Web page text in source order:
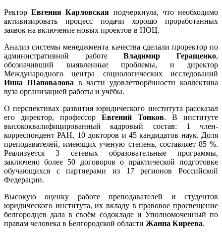
РекторЕвгения Карловская подчеркнула, что необходимо
активизировать процесс подачи хорошо проработанных
заявок на включение новых проектов в НОЦ.
Анализ системы менеджмента качества сделали проректор по
административной работеВладимир Геращенко,
обозначивший выявленные проблемы, и директор
Международного центра социологических исследований
Инна Шаповалова в части удовлетворённости коллектива
вуза организацией работы и учёбы.
О перспективах развития юридического института рассказал
его директор, профессор Евгений Тонков. В институте
высококвалифицированный кадровый состав: 1 член-
корреспондент РАН, 10 докторов и 45 кандидатов наук. Доля
преподавателей, имеющих ученую степень, составляет 85 %.
Реализуется 3 сетевых образовательные программы,
заключено более 50 договоров о практической подготовке
обучающихся с партнерами из 17 регионов Российской
Федерации.
Высокую оценку работе преподавателей и студентов
юридического института, их вкладу в правовое просвещение
белгородцев дала в своём содокладе и Уполномоченный по
правам человека в Белгородской области Жанна Киреева.